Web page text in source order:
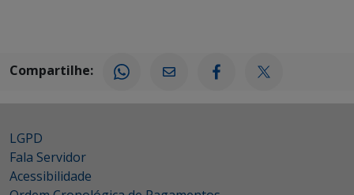
Compartilhe:
LGPD
Fala Servidor
Acessibilidade